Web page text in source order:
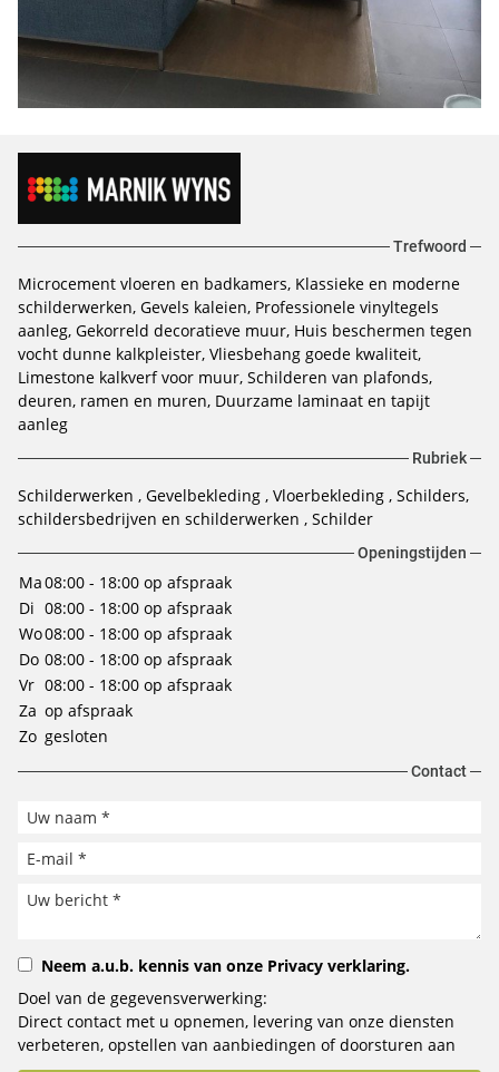
Trefwoord
Microcement vloeren en badkamers Klassieke en moderne
schilderwerken Gevels kaleien Professionele vinyltegels
aanleg Gekorreld decoratieve muur Huis beschermen tegen
vocht dunne kalkpleister Vliesbehang goede kwaliteit
Limestone kalkverf voor muur Schilderen van plafonds,
deuren, ramen en muren Duurzame laminaat en tapijt
aanleg
Rubriek
Schilderwerken Gevelbekleding Vloerbekleding Schilders,
schildersbedrijven en schilderwerken
Schilder
Openingstijden
Ma08:00 - 18:00 op afspraak
Di 08:00 - 18:00 op afspraak
Wo08:00 - 18:00 op afspraak
Do 08:00 - 18:00 op afspraak
Vr 08:00 - 18:00 op afspraak
Za op afspraak
Zo gesloten
Contact
Neem a.u.b. kennis van onze Privacy verklaring.
Doel van de gegevensverwerking:
Direct contact met u opnemen, levering van onze diensten
verbeteren, opstellen van aanbiedingen of doorsturen aan